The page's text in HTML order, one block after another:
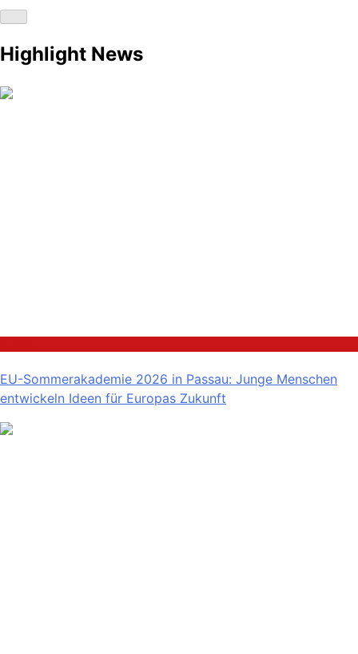
Highlight News
EU-Sommerakademie 2026 in Passau: Junge Menschen
entwickeln Ideen für Europas Zukunft